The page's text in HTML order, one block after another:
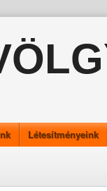
Létesítményeink